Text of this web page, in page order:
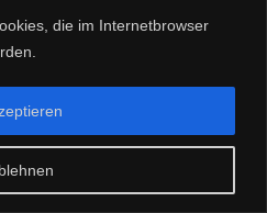
die im Internetbrowser
klicke bitte
nicht bekannt
an den Gastgeber